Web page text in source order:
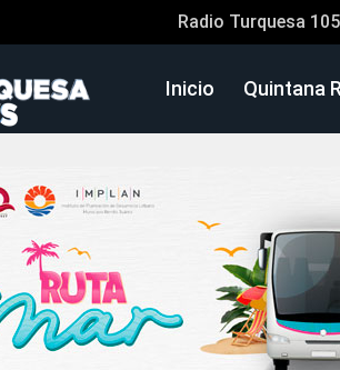
Radio Turquesa
Inicio Quintana